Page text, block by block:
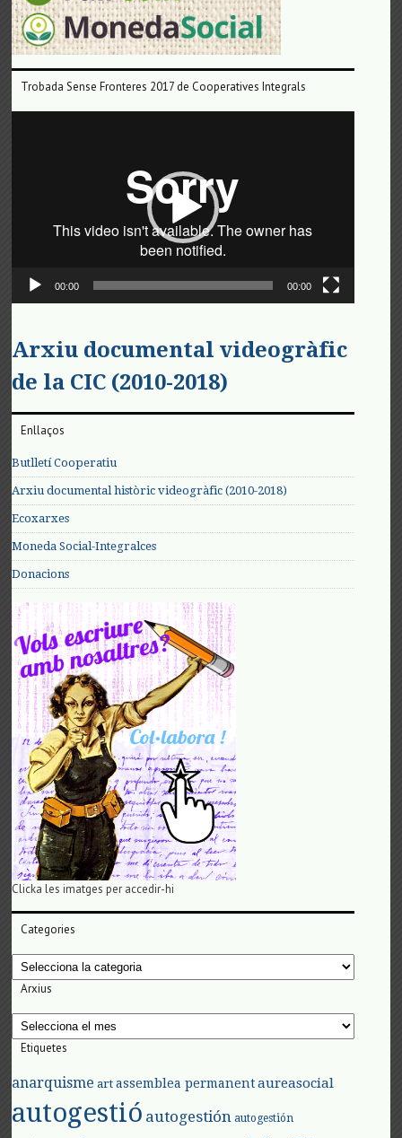
Trobada Sense Fronteres 2017 de Cooperatives Integrals
00:00 00:00
Arxiu documental videogràfic
de la CIC (2010-2018)
Enllaços
Butlletí Cooperatiu
Arxiu documental històric videogràfic (2010-2018)
Ecoxarxes
Moneda Social-Integralces
Donacions
Clicka les imatges per accedir-hi
Categories
Categories
Arxius
Arxius
Etiquetes
anarquisme art assemblea permanent aureasocial
autogestió autogestión autogestión